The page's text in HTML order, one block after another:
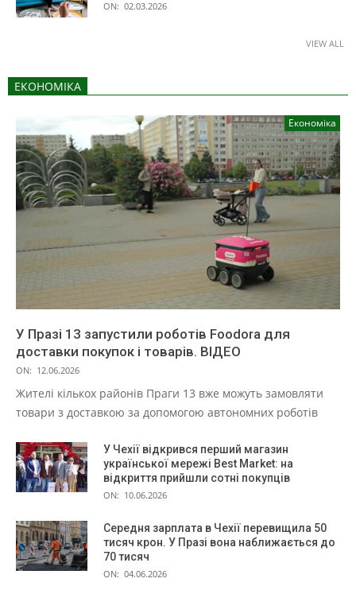
ON: 02.03.2026
VIEW ALL
ЕКОНОМІКА
Економіка
У Празі 13 запустили роботів Foodora для
доставки покупок і товарів. ВІДЕО
ON: 12.06.2026
Жителі кількох районів Праги 13 вже можуть замовляти
товари з доставкою за допомогою автономних роботів
У Чехії відкрився перший магазин
української мережі Best Market: на
відкриття прийшли сотні покупців
ON: 10.06.2026
Середня зарплата в Чехії перевищила 50
тисяч крон. У Празі вона наближається до
70 тисяч
ON: 04.06.2026